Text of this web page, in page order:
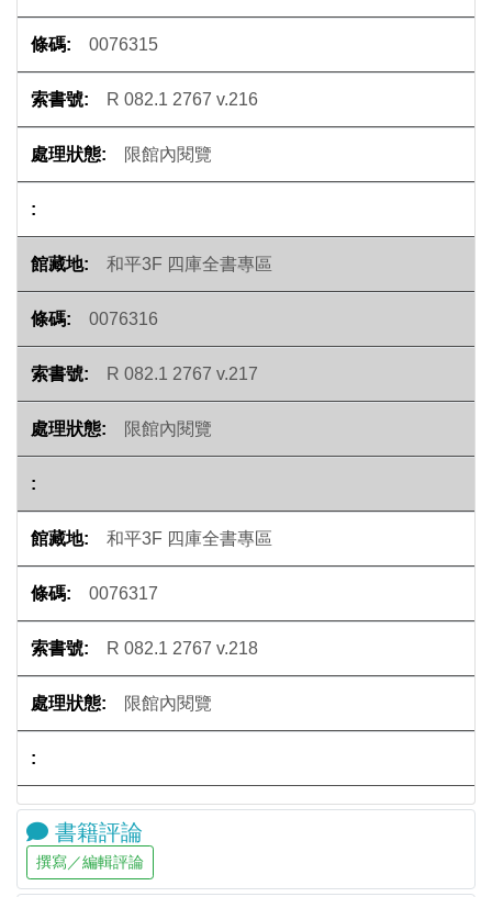
0076315
R 082.1 2767 v.216
限館內閱覽
和平3F 四庫全書專區
0076316
R 082.1 2767 v.217
限館內閱覽
和平3F 四庫全書專區
0076317
R 082.1 2767 v.218
限館內閱覽
書籍評論